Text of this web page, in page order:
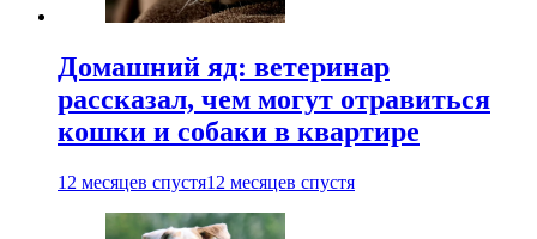
Домашний яд: ветеринар
рассказал, чем могут отравиться
кошки и собаки в квартире
12 месяцев спустя12 месяцев спустя